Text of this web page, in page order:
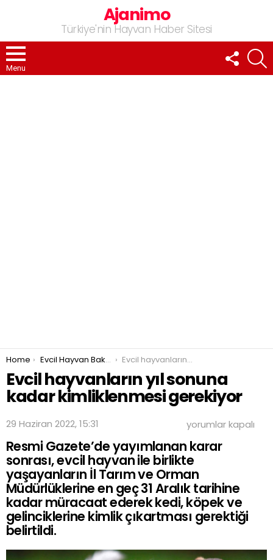
Ajanimo
Türkiye'nin Hayvan Haber Sitesi
Menu
FOLLOW
US
You are here:
Home Evcil Hayvan Bakımı ve Beslenmesi Evcil hayvanların yıl sonuna kadar kimliklenmesi gerekiyor
Evcil hayvanların yıl sonuna
kadar kimliklenmesi gerekiyor
29 Haziran 2022, 15:31
Evcil
yıl
sonuna
kadar
kimliklenmesi
gerekiyor
için
yorumlar kapalı
Resmi Gazete’de yayımlanan karar
sonrası, evcil hayvan ile birlikte
yaşayanların İl Tarım ve Orman
Müdürlüklerine en geç 31 Aralık tarihine
kadar müracaat ederek kedi, köpek ve
gelinciklerine kimlik çıkartması gerektiği
belirtildi.